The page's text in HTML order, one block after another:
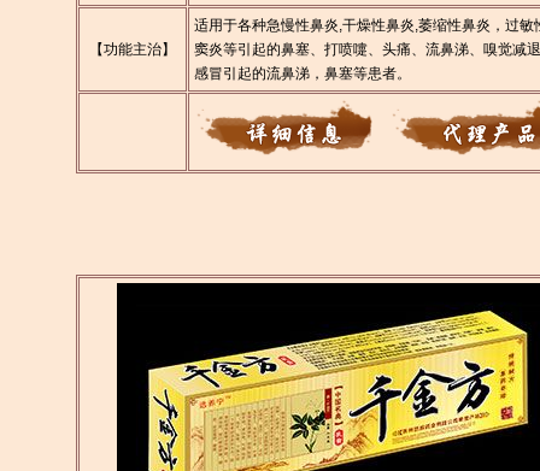
【功能主治】
适用于各种急慢性鼻炎,干燥性鼻炎,萎缩性鼻炎，过敏
窦炎等引起的鼻塞、打喷嚏、头痛、流鼻涕、嗅觉减
感冒引起的流鼻涕，鼻塞等患者。